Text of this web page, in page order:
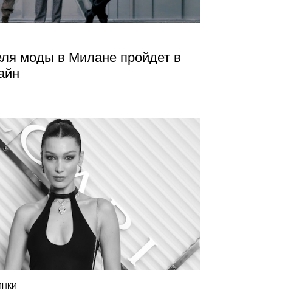
моды в Милане пройдет в